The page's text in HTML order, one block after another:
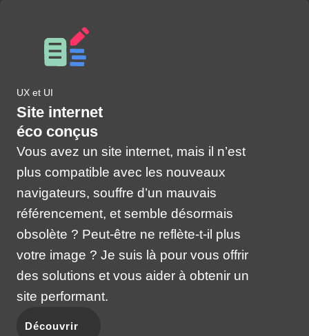
UX et UI
Site internet
éco conçus
Vous avez un site internet, mais il n’est
plus compatible avec les nouveaux
navigateurs, souffre d’un mauvais
référencement, et semble désormais
obsolète ? Peut-être ne reflète-t-il plus
votre image ? Je suis là pour vous offrir
des solutions et vous aider à obtenir un
site performant.
Découvrir